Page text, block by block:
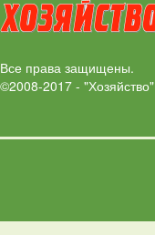
Все права защищены.
©2008-2017 - "Хозяйство"